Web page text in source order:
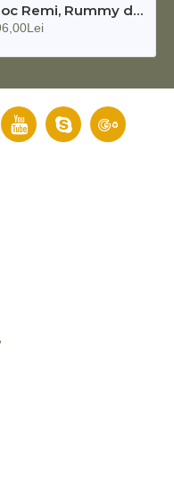
Joc Remi, Rummy din lemn masiv cu piese de plastic